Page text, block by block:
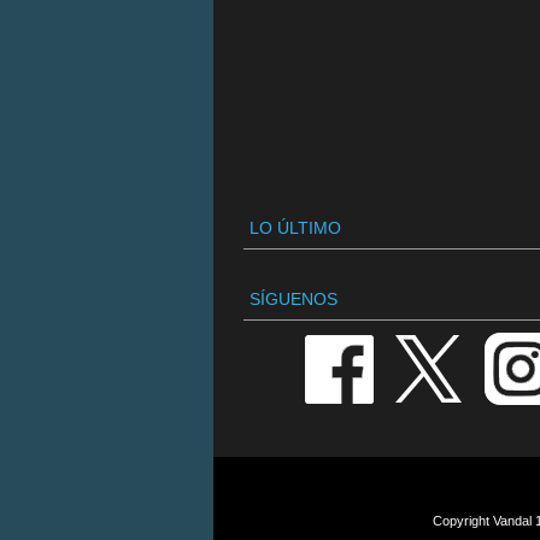
LO ÚLTIMO
SÍGUENOS
Copyright Vandal